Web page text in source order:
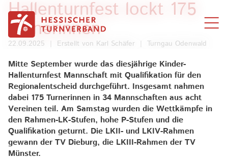
Zum Inhalt springen
Hallenturnfest lockt 175
Turnerinnen
22.09.2025 Erstellt von Karl Schäfer Turngau Odenwald
Mitte September wurde das diesjährige Kinder-
Hallenturnfest Mannschaft mit Qualifikation für den
Regionalentscheid durchgeführt. Insgesamt nahmen
dabei 175 Turnerinnen in 34 Mannschaften aus acht
Vereinen teil. Am Samstag wurden die Wettkämpfe in
den Rahmen-LK-Stufen, hohe P-Stufen und die
Qualifikation geturnt. Die LKII- und LKIV-Rahmen
gewann der TV Dieburg, die LKIII-Rahmen der TV
Münster.